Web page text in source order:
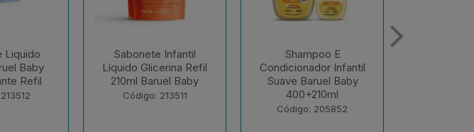
Infantil
Refil
Baby
Shampoo E
Condicionador Infantil
Suave Baruel Baby
400+210ml
Shampoo E
Condicionador Infantil
Sono Tranquilo 400ml
+ 210m...
Código: 205851